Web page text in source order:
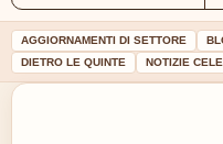
AGGIORNAMENTI DI SETTORE
DIETRO LE QUINTE
NOTIZIE